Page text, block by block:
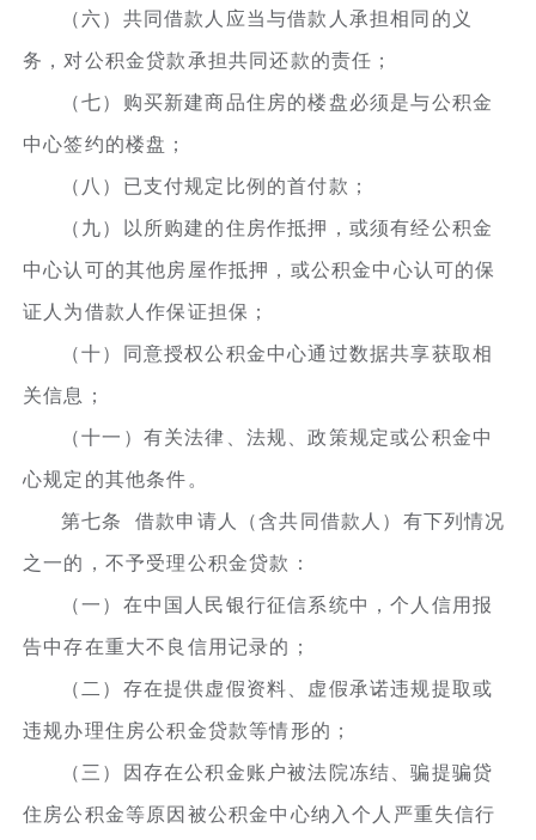
（六）共同借款人应当与借款人承担相同的义
务，对公积金贷款承担共同还款的责任；
（七）购买新建商品住房的楼盘必须是与公积金
中心签约的楼盘；
（八）已支付规定比例的首付款；
（九）以所购建的住房作抵押，或须有经公积金
中心认可的其他房屋作抵押，或公积金中心认可的保
证人为借款人作保证担保；
（十）同意授权公积金中心通过数据共享获取相
关信息；
（十一）有关法律、法规、政策规定或公积金中
心规定的其他条件。
第七条 借款申请人（含共同借款人）有下列情况
之一的，不予受理公积金贷款：
（一）在中国人民银行征信系统中，个人信用报
告中存在重大不良信用记录的；
（二）存在提供虚假资料、虚假承诺违规提取或
违规办理住房公积金贷款等情形的；
（三）因存在公积金账户被法院冻结、骗提骗贷
住房公积金等原因被公积金中心纳入个人严重失信行